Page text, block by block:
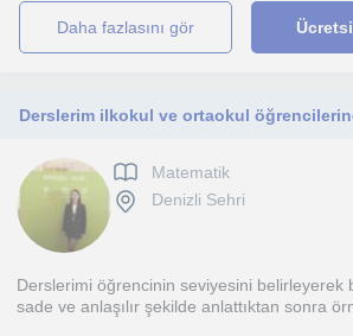
daha fazlasını gör
Matematik
Denizli Sehri
Derslerimi öğrencinin seviyesini belirleyerek
sade ve anlaşılır şekilde anlattıktan sonra